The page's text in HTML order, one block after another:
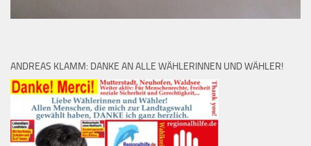
ANDREAS KLAMM: DANKE AN ALLE WÄHLERINNEN UND WÄHLER!